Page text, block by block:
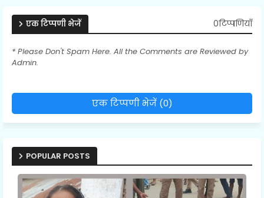
एक टिप्पणी भेजें 0टिप्पणियाँ
* Please Don't Spam Here. All the Comments are Reviewed by
Admin.
एक टिप्पणी भेजें (0)
POPULAR POSTS